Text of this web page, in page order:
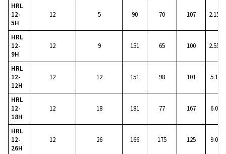
HRL
12-
5H
12 5 90 70 107 2.15
HRL
12-
9H
12 9 151 65 100 2.55
HRL
12-
12H
12 12 151 98 101 5.1
HRL
12-
18H
12 18 181 77 167 6.0
HRL
12-
26H
12 26 166 175 125 9.0